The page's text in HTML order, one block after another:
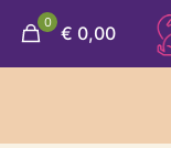
0 € 0,00